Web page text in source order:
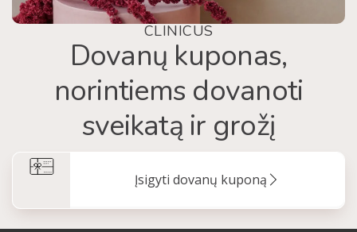
CLINICUS
Dovanų kuponas,
norintiems dovanoti
sveikatą ir grožį
Įsigyti dovanų kuponą